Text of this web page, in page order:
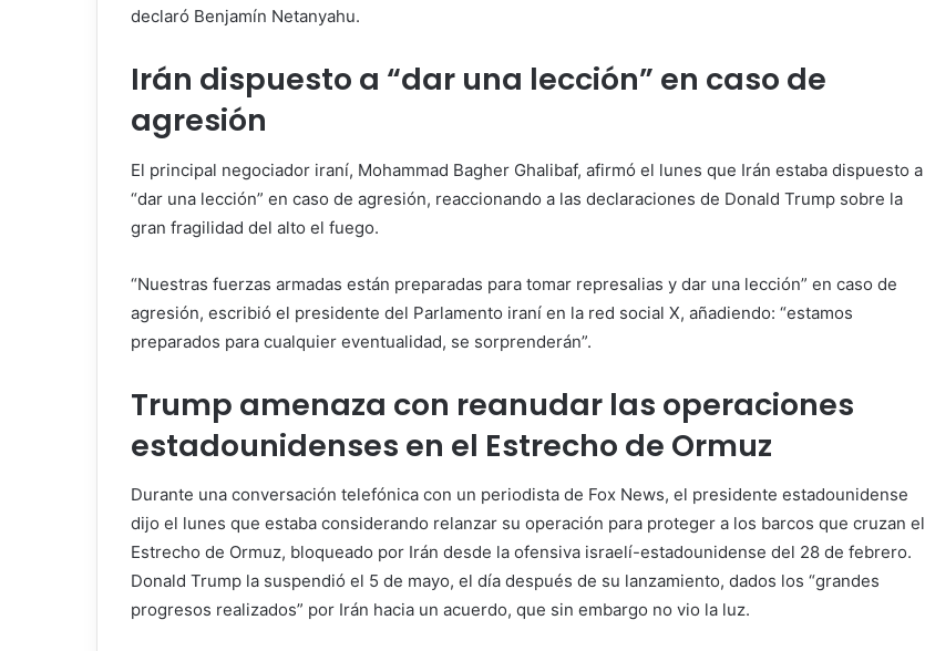
declaró Benjamín Netanyahu.
Irán dispuesto a “dar una lección” en caso de
agresión
El principal negociador iraní, Mohammad Bagher Ghalibaf, afirmó el lunes que Irán estaba dispuesto a
“dar una lección” en caso de agresión, reaccionando a las declaraciones de Donald Trump sobre la
gran fragilidad del alto el fuego.
“Nuestras fuerzas armadas están preparadas para tomar represalias y dar una lección” en caso de
agresión, escribió el presidente del Parlamento iraní en la red social X, añadiendo: “estamos
preparados para cualquier eventualidad, se sorprenderán”.
Trump amenaza con reanudar las operaciones
estadounidenses en el Estrecho de Ormuz
Durante una conversación telefónica con un periodista de Fox News, el presidente estadounidense
dijo el lunes que estaba considerando relanzar su operación para proteger a los barcos que cruzan el
Estrecho de Ormuz, bloqueado por Irán desde la ofensiva israelí-estadounidense del 28 de febrero.
Donald Trump la suspendió el 5 de mayo, el día después de su lanzamiento, dados los “grandes
progresos realizados” por Irán hacia un acuerdo, que sin embargo no vio la luz.